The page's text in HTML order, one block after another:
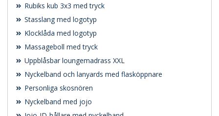
Rubiks kub 3x3 med tryck
Stasslang med logotyp
Klocklåda med logotyp
Massageboll med tryck
Uppblåsbar loungemadrass XXL
Nyckelband och lanyards med flasköppnare
Personliga skosnören
Nyckelband med jojo